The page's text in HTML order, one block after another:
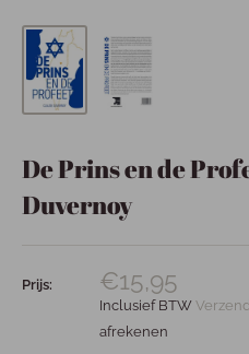
De Prins en de
Duvernoy
Prijs: €15,95
Inclusief BTW
afrekenen